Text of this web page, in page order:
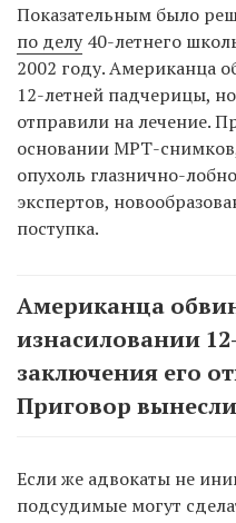
Показательным было
по делу40-летнего
2002 году. Американца
12-летней падчерицы,
отправили на лечение.
основании МРТ-
опухоль глазнично-
экспертов,
поступка.
Американца
изнасиловании
заключения его
Приговор
Если же адвокаты не
подсудимые могут